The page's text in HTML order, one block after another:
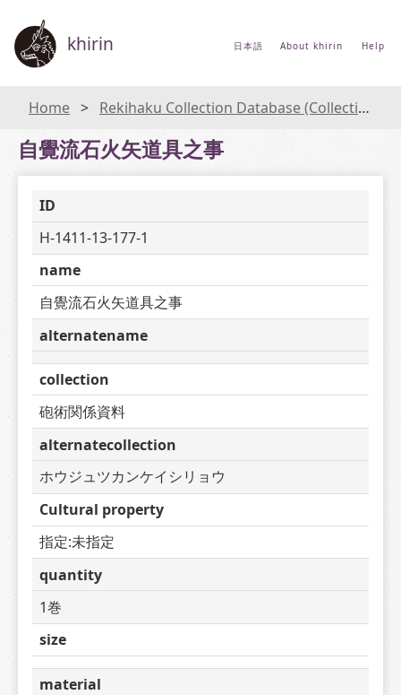
khirin 日本語 About khirin Help
Home Rekihaku Collection Database (Collections Database of the National Museum of Japanese History)
自覺流石火矢道具之事
ID
H-1411-13-177-1
name
自覺流石火矢道具之事
alternatename
collection
砲術関係資料
alternatecollection
ホウジュツカンケイシリョウ
Cultural property
指定:未指定
quantity
1巻
size
material